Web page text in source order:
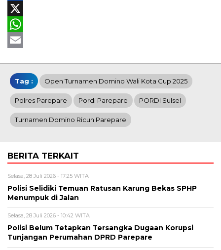
Facebook
X
WhatsApp
Tag : Open Turnamen Domino Wali Kota Cup 2025
Polres Parepare Pordi Parepare PORDI Sulsel
Turnamen Domino Ricuh Parepare
BERITA TERKAIT
Selasa, 28 Juli 2026 - 17:25 WITA
Polisi Selidiki Temuan Ratusan Karung Bekas SPHP
Menumpuk di Jalan
Selasa, 28 Juli 2026 - 10:42 WITA
Polisi Belum Tetapkan Tersangka Dugaan Korupsi
Tunjangan Perumahan DPRD Parepare